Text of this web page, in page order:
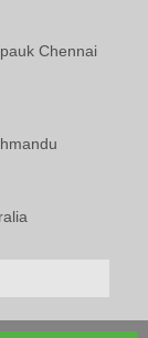
Chennai